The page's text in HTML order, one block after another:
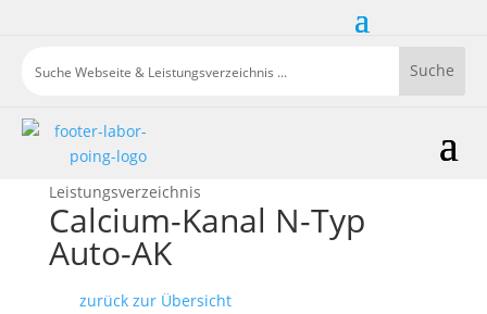
Leistungsverzeichnis
Calcium-Kanal N-Typ
Auto-AK
zurück zur Übersicht